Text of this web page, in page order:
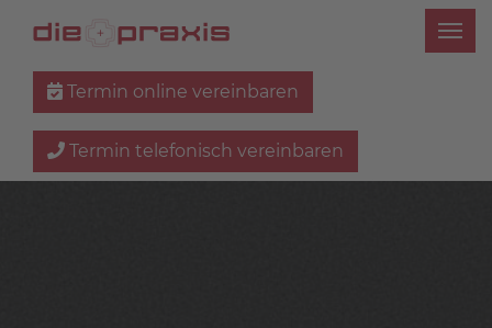
Termin online vereinbaren
Termin telefonisch vereinbaren